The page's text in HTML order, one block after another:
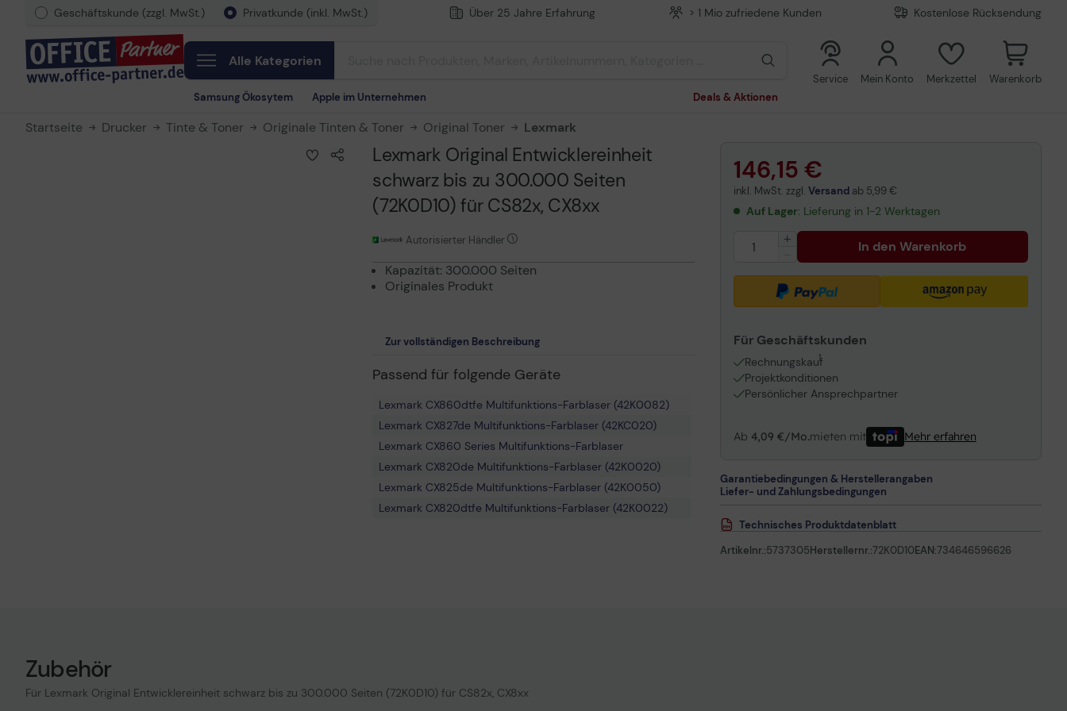
Geschäftskunde (zzgl. MwSt.) Privatkunde (inkl. MwSt.) Über 25 Jahre Erfahrung > 1 Mio zufriedene Kunden Kostenlose Rücksendung
Alle Kategorien
Samsung Ökosytem Apple im Unternehmen Deals & Aktionen
Service Mein Konto Merkzettel Warenkorb
Startseite Drucker Tinte & Toner Originale Tinten & Toner Original Toner Lexmark
Lexmark Original Entwicklereinheit
schwarz bis zu 300.000 Seiten
(72K0D10) für CS82x, CX8xx
Autorisierter Händler
Kapazität: 300.000 Seiten
Originales Produkt
Zur vollständigen Beschreibung
Passend für folgende Geräte
Lexmark CX860dtfe Multifunktions-Farblaser (42K0082)
Lexmark CX827de Multifunktions-Farblaser (42KC020)
Lexmark CX860 Series Multifunktions-Farblaser
Lexmark CX820de Multifunktions-Farblaser (42K0020)
Lexmark CX825de Multifunktions-Farblaser (42K0050)
Lexmark CX820dtfe Multifunktions-Farblaser (42K0022)
Lexmark CS827de Farblaserdrucker (21KC230)
146,15 €
inkl. MwSt. zzgl. Versandab 5,99 €
Auf Lager: Lieferung in 1-2 Werktagen
In den Warenkorb
Für Geschäftskunden
Rechnungskauf
1
Projektkonditionen
Persönlicher Ansprechpartner
Ab 4,09 €/Mo.mieten mit Mehr erfahren
Garantiebedingungen & Herstellerangaben
Liefer- und Zahlungsbedingungen
Technisches Produktdatenblatt
Artikelnr.:5737305Herstellernr.:72K0D10EAN:734646596626
Zubehör
Für Lexmark Original Entwicklereinheit schwarz bis zu 300.000 Seiten (72K0D10) für CS82x, CX8xx